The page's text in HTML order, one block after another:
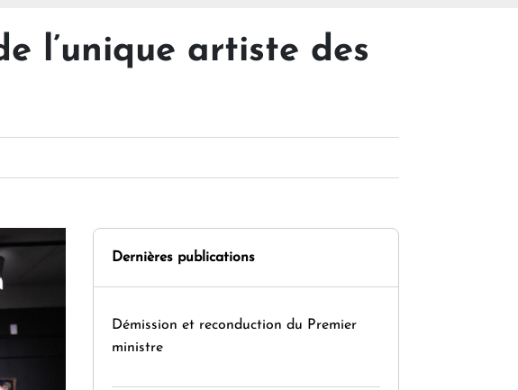
l’unique artiste des
Dernières publications
Démission et reconduction du Premier
ministre